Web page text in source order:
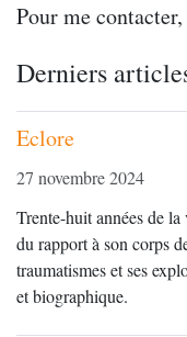
Pour me
Derniers
Eclore
27 novembre 2024
Trente-huit années de la
du rapport à son corps
traumatismes et ses
et biographique.